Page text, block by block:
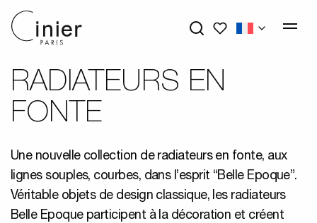
Mes favoris
RADIATEURS EN
FONTE
Une nouvelle collection de radiateurs en fonte, aux
lignes souples, courbes, dans l’esprit “Belle Epoque”.
Véritable objets de design classique, les radiateurs
Belle Epoque participent à la décoration et créent